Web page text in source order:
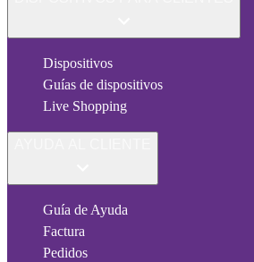
Dispositivos
Guías de dispositivos
Live Shopping
Guía de Ayuda
Factura
Pedidos